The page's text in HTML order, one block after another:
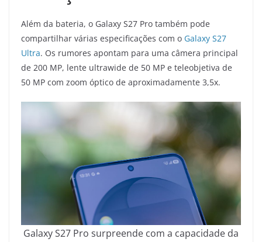
Além da bateria, o Galaxy S27 Pro também pode
compartilhar várias especificações com o Galaxy S27
Ultra. Os rumores apontam para uma câmera principal
de 200 MP, lente ultrawide de 50 MP e teleobjetiva de
50 MP com zoom óptico de aproximadamente 3,5x.
Galaxy S27 Pro surpreende com a capacidade da